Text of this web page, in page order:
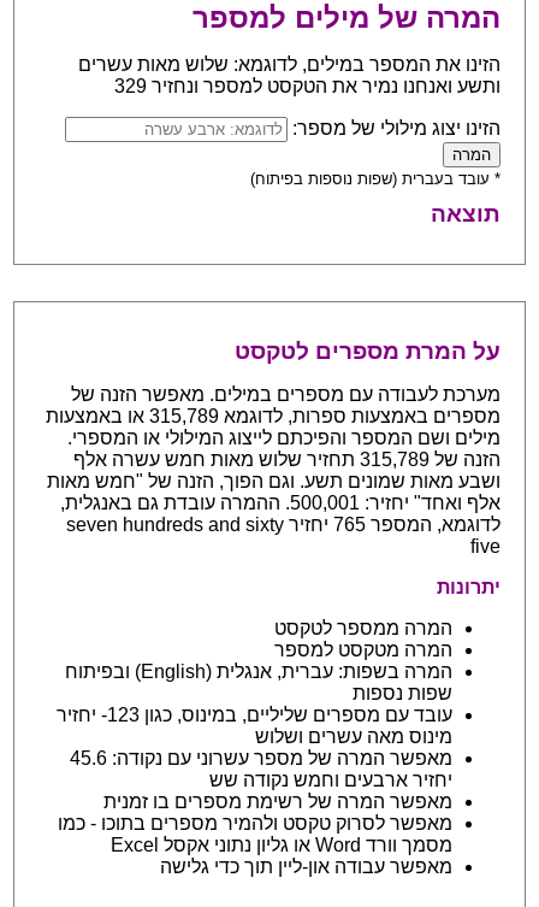
המרה של מילים למספר
הזינו את המספר במילים, לדוגמא: שלוש מאות עשרים
ותשע ואנחנו נמיר את הטקסט למספר ונחזיר 329
הזינו יצוג מילולי של מספר:
* עובד בעברית (שפות נוספות בפיתוח)
תוצאה
על המרת מספרים לטקסט
מערכת לעבודה עם מספרים במילים. מאפשר הזנה של
מספרים באמצעות ספרות, לדוגמא 315,789 או באמצעות
מילים ושם המספר והפיכתם לייצוג המילולי או המספרי.
הזנה של 315,789 תחזיר שלוש מאות חמש עשרה אלף
ושבע מאות שמונים תשע. וגם הפוך, הזנה של "חמש מאות
אלף ואחד" יחזיר: 500,001. ההמרה עובדת גם באנגלית,
לדוגמא, המספר 765 יחזיר seven hundreds and sixty
five
יתרונות
המרה ממספר לטקסט
המרה מטקסט למספר
המרה בשפות: עברית, אנגלית (English) ובפיתוח
שפות נספות
עובד עם מספרים שליליים, במינוס, כגון 123- יחזיר
מינוס מאה עשרים ושלוש
מאפשר המרה של מספר עשרוני עם נקודה: 45.6
יחזיר ארבעים וחמש נקודה שש
מאפשר המרה של רשימת מספרים בו זמנית
מאפשר לסרוק טקסט ולהמיר מספרים בתוכו - כמו
מסמך וורד Word או גליון נתוני אקסל Excel
מאפשר עבודה און-ליין תוך כדי גלישה